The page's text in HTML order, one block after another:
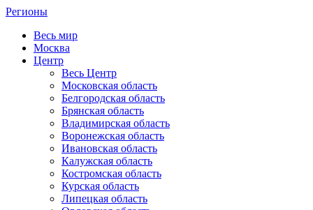
Регионы
Весь мир
Москва
Центр
Весь Центр
Московская область
Белгородская область
Брянская область
Владимирская область
Воронежская область
Ивановская область
Калужская область
Костромская область
Курская область
Липецкая область